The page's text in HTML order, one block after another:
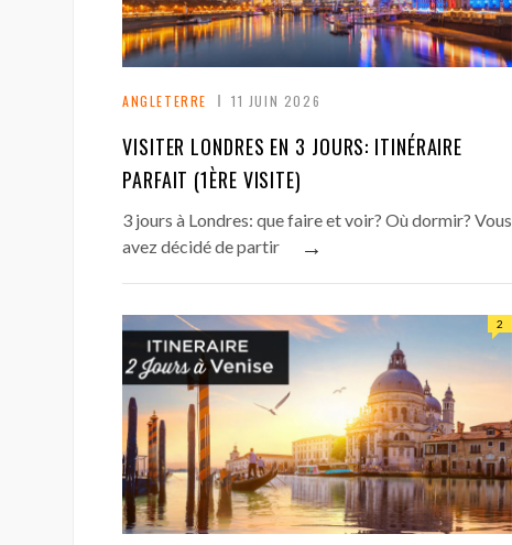
ANGLETERRE 11 JUIN 2026
VISITER LONDRES EN 3 JOURS: ITINÉRAIRE
PARFAIT (1ÈRE VISITE)
3 jours à Londres: que faire et voir? Où dormir? Vous
avez décidé de partir
→
2